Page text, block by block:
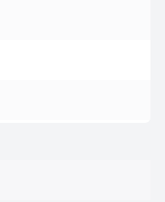
2027 bis
wieder nach
um Ihre
langjährigen